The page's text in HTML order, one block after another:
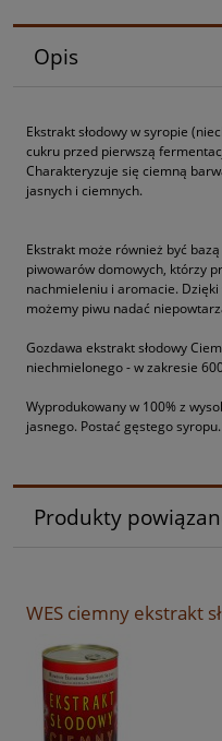
Opis
Ekstrakt słodowy w syropie
cukru przed pierwszą
Charakteryzuje się ciemną
jasnych i ciemnych.
Ekstrakt może również być
piwowarów domowych, którzy
nachmieleniu i aromacie.
możemy piwu nadać
Gozdawa ekstrakt słodowy
niechmielonego - w zakresie
Wyprodukowany w 100% z
jasnego. Postać gęstego syropu.
Produkty
WES ciemny ekstrakt